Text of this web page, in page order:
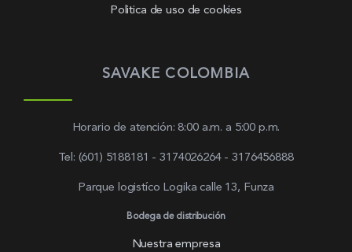
Politica de uso de cookies
SAVAKE COLOMBIA
Horario de atención: 8:00 a.m. a 5:00 p.m.
Tel: (601) 5188181 - 3174026264 - 3176456888
Parque logistíco Logika calle 13, Funza
Bodega de distribución
Nuestra empresa